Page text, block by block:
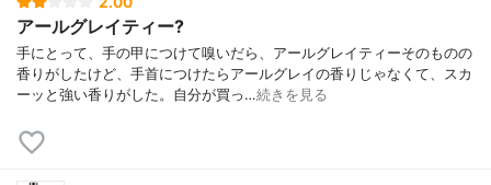
アールグレイティー?
手にとって、手の甲につけて嗅いだら、アールグレイティーそのものの
香りがしたけど、手首につけたらアールグレイの香りじゃなくて、スカ
ーッと強い香りがした。自分が買っ…続きを見る